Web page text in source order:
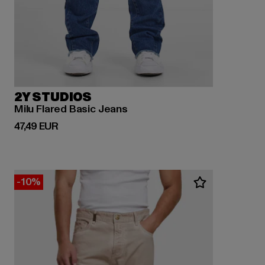
2Y STUDIOS
Milu Flared Basic Jeans
47,49 EUR
Derzeitiger Preis: 47,49 EUR
-10%